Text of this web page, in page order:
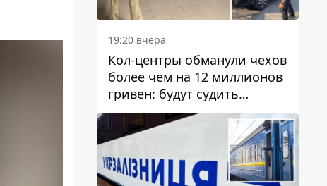
19:20 вчера
Кол-центры обманули чехов
более чем на 12 миллионов
гривен: будут судить
днепрянина,
организовавшего
транснациональную
преступную организацию